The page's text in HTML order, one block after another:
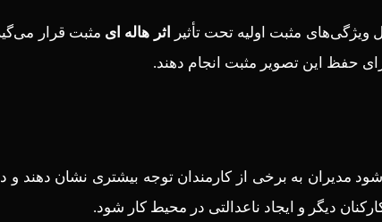
ویژگی‌های مثبت اولیه تحت تأثیر
اثر هاله ای مثبت قرار
حفظ این تصویر مثبت انجام دهند.
مدیران به برخی از کارمندان توجه بیشتری نشان دهند و
دیگر و ایجاد ناعدالتی در محیط کار شود.